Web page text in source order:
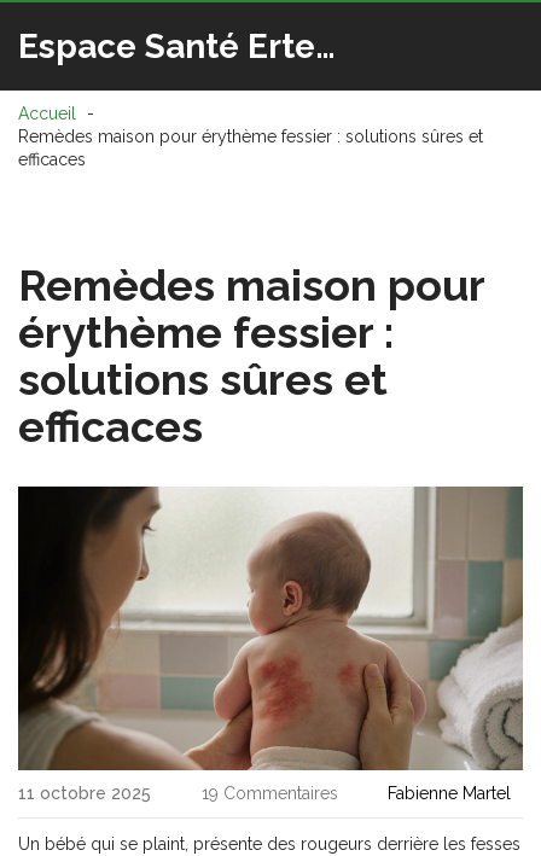
Espace Santé Ertedis
Accueil
Remèdes maison pour érythème fessier : solutions sûres et
efficaces
Remèdes maison pour
érythème fessier :
solutions sûres et
efficaces
11 octobre 2025 19 Commentaires Fabienne Martel
Un bébé qui se plaint, présente des rougeurs derrière les fesses